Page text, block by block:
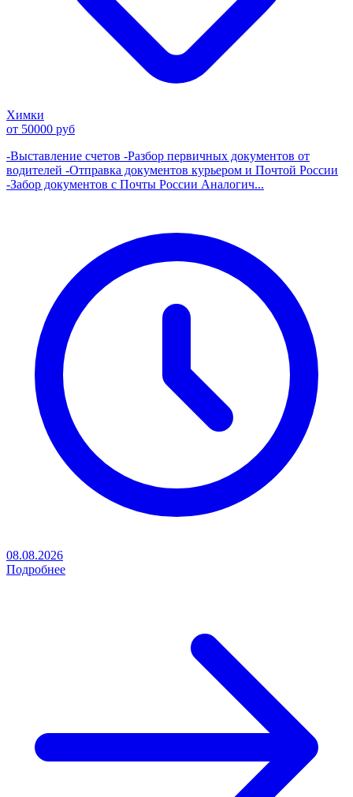
Химки
от 50000 руб
-Выставление счетов -Разбор первичных документов от
водителей -Отправка документов курьером и Почтой России
-Забор документов с Почты России Аналогич...
08.08.2026
Подробнее